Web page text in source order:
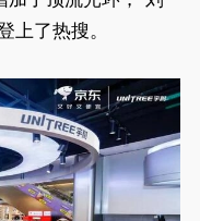
上了热搜。